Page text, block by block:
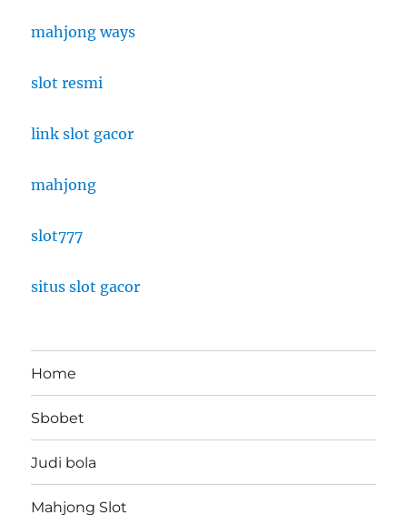
mahjong ways
slot resmi
link slot gacor
mahjong
slot777
situs slot gacor
Home
Sbobet
Judi bola
Mahjong Slot